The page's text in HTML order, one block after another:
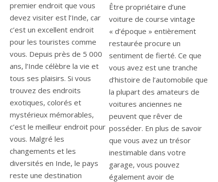
premier endroit que vous
devez visiter est l’Inde, car
c’est un excellent endroit
pour les touristes comme
vous. Depuis près de 5 000
ans, l’Inde célèbre la vie et
tous ses plaisirs. Si vous
trouvez des endroits
exotiques, colorés et
mystérieux mémorables,
c’est le meilleur endroit pour
vous. Malgré les
changements et les
diversités en Inde, le pays
reste une destination
Être propriétaire d’une
voiture de course vintage
« d’époque » entièrement
restaurée procure un
sentiment de fierté. Ce que
vous avez est une tranche
d’histoire de l’automobile que
la plupart des amateurs de
voitures anciennes ne
peuvent que rêver de
posséder. En plus de savoir
que vous avez un trésor
inestimable dans votre
garage, vous pouvez
également avoir de